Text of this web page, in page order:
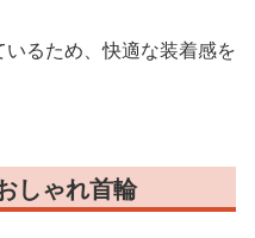
るため、快適な装着感を
しゃれ首輪